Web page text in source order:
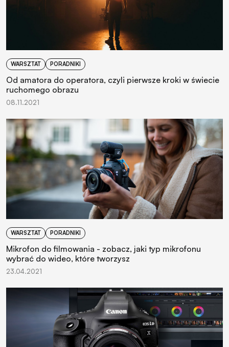
WARSZTAT PORADNIKI
Od amatora do operatora, czyli pierwsze kroki w świecie
ruchomego obrazu
08.11.2021
WARSZTAT PORADNIKI
Mikrofon do filmowania - zobacz, jaki typ mikrofonu
wybrać do wideo, które tworzysz
23.04.2021